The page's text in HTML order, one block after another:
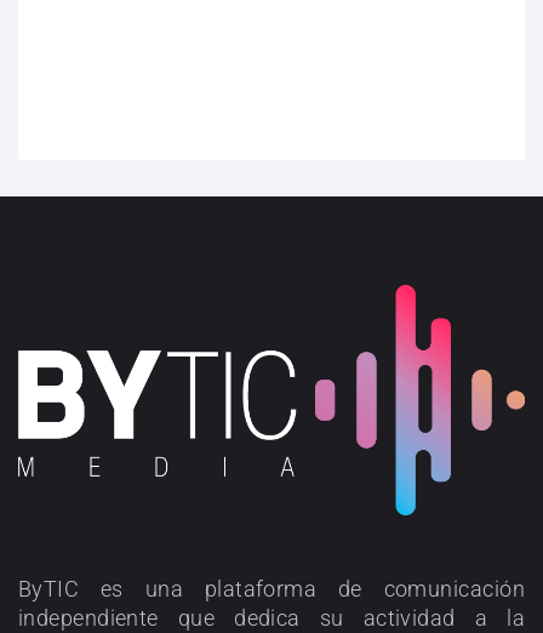
ByTIC es una plataforma de comunicación
independiente que dedica su actividad a la